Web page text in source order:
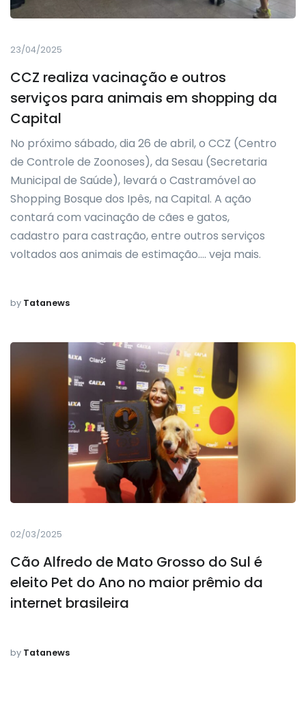
23/04/2025
CCZ realiza vacinação e outros
serviços para animais em shopping da
Capital
No próximo sábado, dia 26 de abril, o CCZ (Centro
de Controle de Zoonoses), da Sesau (Secretaria
Municipal de Saúde), levará o Castramóvel ao
Shopping Bosque dos Ipês, na Capital. A ação
contará com vacinação de cães e gatos,
cadastro para castração, entre outros serviços
voltados aos animais de estimação…. veja mais.
by Tatanews
02/03/2025
Cão Alfredo de Mato Grosso do Sul é
eleito Pet do Ano no maior prêmio da
internet brasileira
by Tatanews